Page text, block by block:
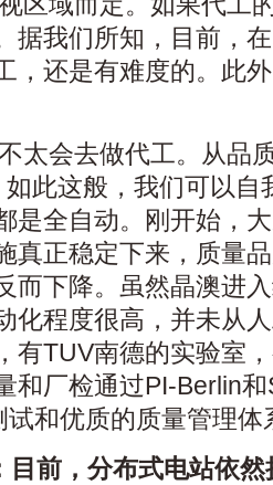
据我们所知，目前，
，还是有难度的。此
太会去做代工。从品
此这般，我们可以自
是全自动。刚开始，
真正稳定下来，质量
而下降。虽然晶澳进
化程度很高，并未从
有TUV南德的实验室
和厂检通过PI-Berlin
和优质的质量管理
前，分布式电站依